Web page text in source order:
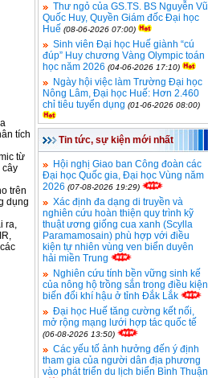
tích
từ
cây
trên
dụng
ra,
Thư ngỏ của GS.TS. BS Nguyễn Vũ
Quốc Huy, Quyền Giám đốc Đại học
Huế (08-06-2026 07:00)
Sinh viên Đại học Huế giành “cú
đúp” Huy chương Vàng Olympic toán
học năm 2026 (04-06-2026 17:10)
Ngày hội việc làm Trường Đại học
Nông Lâm, Đại học Huế: Hơn 2.460
chỉ tiêu tuyển dụng (01-06-2026 08:00)
Tin tức, sự kiện mới nhất
Hội nghị Giao ban Công đoàn các
Đại học Quốc gia, Đại học Vùng năm
2026 (07-08-2026 19:29)
Xác định đa dạng di truyền và
nghiên cứu hoàn thiện quy trình kỹ
thuật ương giống cua xanh (Scylla
Paramamosain) phù hợp với điều
kiện tự nhiên vùng ven biển duyên
hải miền Trung
Nghiên cứu tính bền vững sinh kế
của nông hộ trồng sắn trong điều kiện
biến đổi khí hậu ở tỉnh Đắk Lắk
Đại học Huế tăng cường kết nối,
mở rộng mạng lưới hợp tác quốc tế
(06-08-2026 13:50)
Các yếu tố ảnh hưởng đến ý định
tham gia của người dân địa phương
vào phát triển du lịch biển Bình Thuận